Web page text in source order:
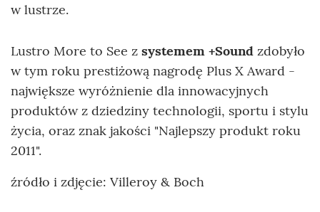
w lustrze.
Lustro More to See z systemem +Sound zdobyło
w tym roku prestiżową nagrodę Plus X Award -
największe wyróżnienie dla innowacyjnych
produktów z dziedziny technologii, sportu i stylu
życia, oraz znak jakości "Najlepszy produkt roku
2011".
źródło i zdjęcie: Villeroy & Boch